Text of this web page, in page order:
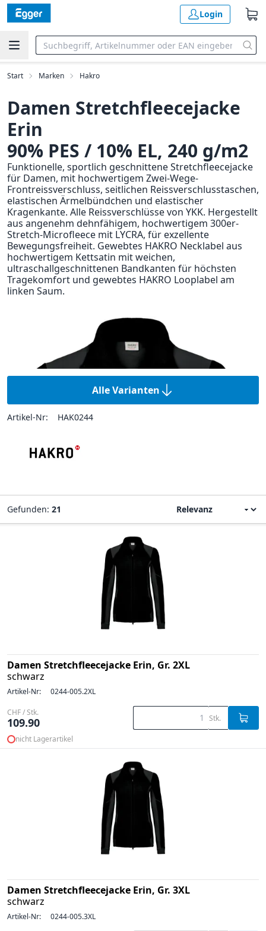
Login
Start Marken Hakro
Damen Stretchfleecejacke
Erin
90% PES / 10% EL, 240 g/m2
Funktionelle, sportlich geschnittene Stretchfleecejacke
für Damen, mit hochwertigem Zwei-Wege-
Frontreissverschluss, seitlichen Reissverschlusstaschen,
elastischen Ärmelbündchen und elastischer
Kragenkante. Alle Reissverschlüsse von YKK. Hergestellt
aus angenehm dehnfähigem, hochwertigem 300er-
Stretch-Microfleece mit LYCRA, für exzellente
Bewegungsfreiheit. Gewebtes HAKRO Necklabel aus
hochwertigem Kettsatin mit weichen,
ultraschallgeschnittenen Bandkanten für höchsten
Tragekomfort und gewebtes HAKRO Looplabel am
linken Saum.
Alle Varianten
Artikel-Nr: HAK0244
Gefunden: 21
Damen Stretchfleecejacke Erin, Gr. 2XL
schwarz
Artikel-Nr: 0244-005.2XL
CHF / Stk.
109.90 Stk.
nicht Lagerartikel
Damen Stretchfleecejacke Erin, Gr. 3XL
schwarz
Artikel-Nr: 0244-005.3XL